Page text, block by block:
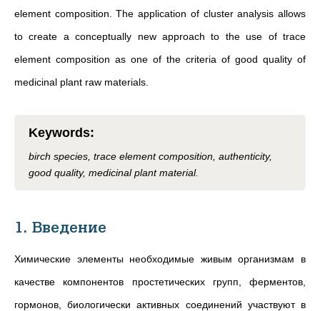
element composition. The application of cluster analysis allows
to create a conceptually new approach to the use of trace
element composition as one of the criteria of good quality of
medicinal plant raw materials.
Keywords:
birch species, trace element composition, authenticity,
good quality, medicinal plant material.
1. Введение
Химические элементы необходимые живым организмам в
качестве компонентов простетических групп, ферментов,
гормонов, биологически активных соединений участвуют в